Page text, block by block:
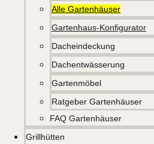
Alle Gartenhäuser
Gartenhaus-Konfigurator
Dacheindeckung
Dachentwässerung
Gartenmöbel
Ratgeber Gartenhäuser
FAQ Gartenhäuser
Grillhütten